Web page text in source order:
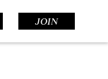
JOIN